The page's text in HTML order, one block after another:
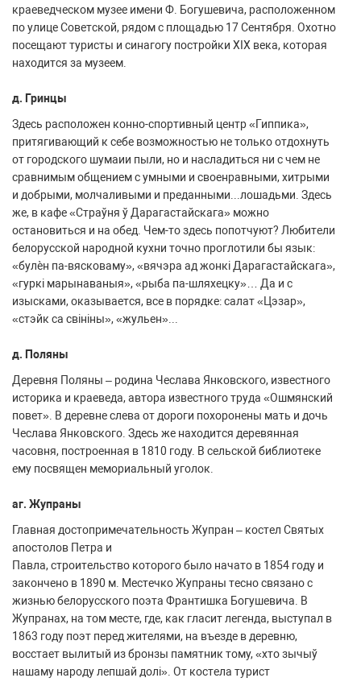
краеведческом музее имени Ф. Богушевича, расположенном
по улице Советской, рядом с площадью 17 Сентября. Охотно
посещают туристы и синагогу постройки XIX века, которая
находится за музеем.
д. Гринцы
Здесь расположен конно-спортивный центр «Гиппика»,
притягивающий к себе возможностью не только отдохнуть
от городского шумаии пыли, но и насладиться ни с чем не
сравнимым общением с умными и своенравными, хитрыми
и добрыми, молчаливыми и преданными...лошадьми. Здесь
же, в кафе «Страўня ў Дарагастайскага» можно
остановиться и на обед. Чем-то здесь попотчуют? Любители
белорусской народной кухни точно проглотили бы язык:
«булѐн па-вясковаму», «вячэра ад жонкі Дарагастайскага»,
«гуркі марынаваныя», «рыба па-шляхецку»… Да и с
изысками, оказывается, все в порядке: салат «Цэзар»,
«стэйк са свініны», «жульен»...
д. Поляны
Деревня Поляны – родина Чеслава Янковского, известного
историка и краеведа, автора известного труда «Ошмянский
повет». В деревне слева от дороги похоронены мать и дочь
Чеслава Янковского. Здесь же находится деревянная
часовня, построенная в 1810 году. В сельской библиотеке
ему посвящен мемориальный уголок.
аг. Жупраны
Главная достопримечательность Жупран – костел Святых
апостолов Петра и
Павла, строительство которого было начато в 1854 году и
закончено в 1890 м. Местечко Жупраны тесно связано с
жизнью белорусского поэта Франтишка Богушевича. В
Жупранах, на том месте, где, как гласит легенда, выступал в
1863 году поэт перед жителями, на въезде в деревню,
восстает вылитый из бронзы памятник тому, «хто зычыў
нашаму народу лепшай долі». От костела турист